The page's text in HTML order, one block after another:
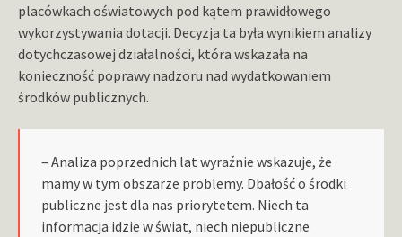
placówkach oświatowych pod kątem prawidłowego
wykorzystywania dotacji. Decyzja ta była wynikiem analizy
dotychczasowej działalności, która wskazała na
konieczność poprawy nadzoru nad wydatkowaniem
środków publicznych.
– Analiza poprzednich lat wyraźnie wskazuje, że
mamy w tym obszarze problemy. Dbałość o środki
publiczne jest dla nas priorytetem. Niech ta
informacja idzie w świat, niech niepubliczne